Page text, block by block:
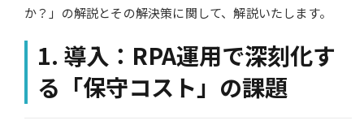
か？」の解説とその解決策に関して、解説いたします。
1. 導入：RPA運用で深刻化す
る「保守コスト」の課題